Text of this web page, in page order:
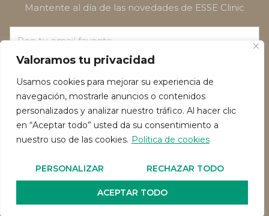
Valoramos tu privacidad
Usamos cookies para mejorar su experiencia de
navegación, mostrarle anuncios o contenidos
personalizados y analizar nuestro tráfico. Al hacer clic
en “Aceptar todo” usted da su consentimiento a
nuestro uso de las cookies. Política de cookies
PERSONALIZAR RECHAZAR TODO
ACEPTAR TODO
Mantente al día de las novedades de ESSE Clinic
¡SUSCRÍBETE!
Política de privacidad Política de Cookies
Reservado todos los derechos de autor 2026